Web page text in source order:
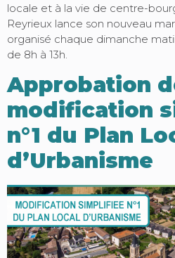
locale et à la vie de centre-
Reyrieux lance son nouveau
organisé chaque dimanche
de 8h à 13h.
Approbation
modification
n°1 du Plan
d’Urbanisme